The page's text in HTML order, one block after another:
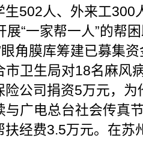
生502人、外来工
展“一家帮一人”的帮
眼角膜库筹建已募集
生局对18名麻风病
险公司捐资5万元，
电总台社会传真节
扶经费3.5万元。在